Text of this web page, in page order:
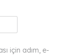
için adım, e-